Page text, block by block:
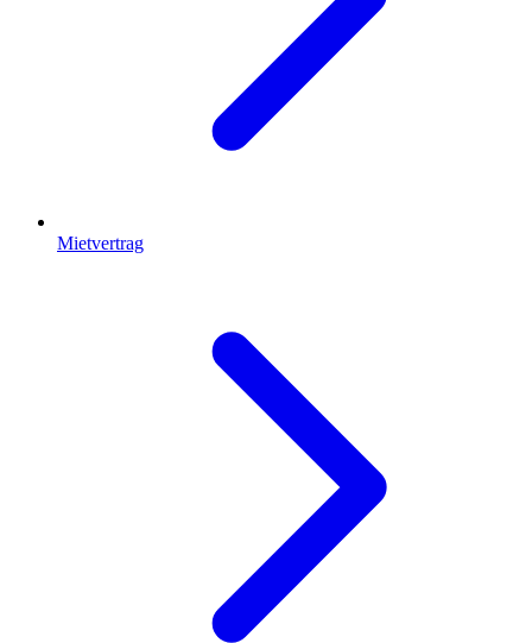
Mietvertrag